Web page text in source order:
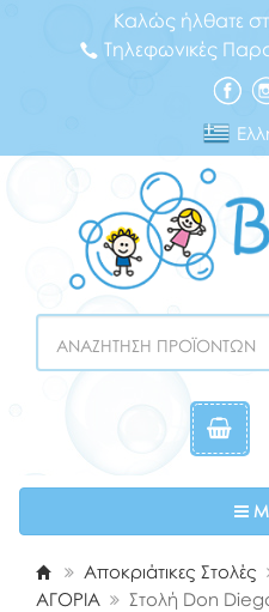
Καλώς ήλθατε
Τηλεφωνικές
Αποκριάτικες Στολές
ΑΓΟΡΙΑ
Στολή Don